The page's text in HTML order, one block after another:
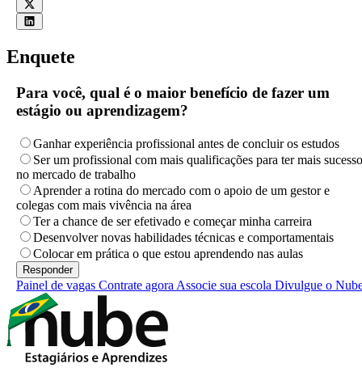
Enquete
Para você, qual é o maior benefício de fazer um
estágio ou aprendizagem?
Ganhar experiência profissional antes de concluir os estudos
Ser um profissional com mais qualificações para ter mais sucesso
no mercado de trabalho
Aprender a rotina do mercado com o apoio de um gestor e
colegas com mais vivência na área
Ter a chance de ser efetivado e começar minha carreira
Desenvolver novas habilidades técnicas e comportamentais
Colocar em prática o que estou aprendendo nas aulas
Painel de vagas Contrate agora Associe sua escola Divulgue o